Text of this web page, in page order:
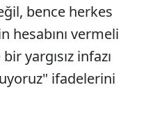
bence herkes
hesabını vermeli
yargısız infazı
ifadelerini